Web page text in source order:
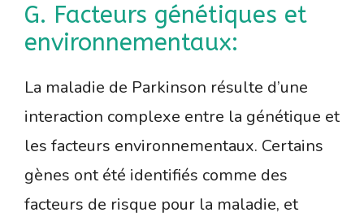
G. Facteurs génétiques et
environnementaux:
La maladie de Parkinson résulte d’une
interaction complexe entre la génétique et
les facteurs environnementaux. Certains
gènes ont été identifiés comme des
facteurs de risque pour la maladie, et